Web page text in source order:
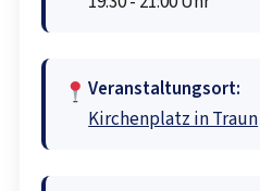
Veranstaltungsort:
Kirchenplatz in Traun